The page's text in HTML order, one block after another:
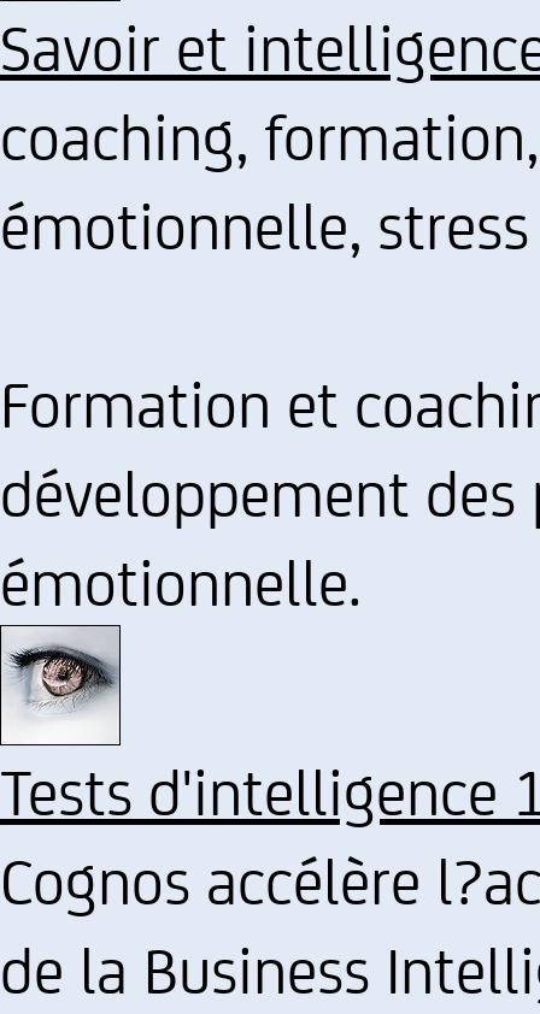
Savoir et
coaching,
émotionnelle, stress
Formation et
développement
émotionnelle.
Tests d'intelligence
Cognos accélère
de la Business